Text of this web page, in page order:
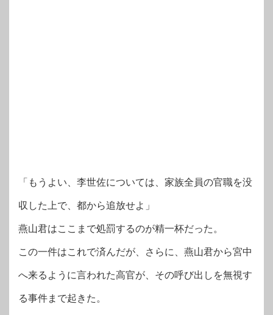
「もうよい、李世佐については、家族全員の官職を没
収した上で、都から追放せよ」
燕山君はここまで処罰するのが精一杯だった。
この一件はこれで済んだが、さらに、燕山君から宮中
へ来るように言われた高官が、その呼び出しを無視す
る事件まで起きた。